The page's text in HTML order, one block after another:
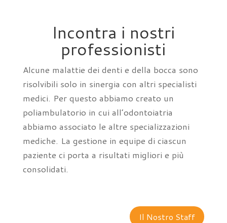
Incontra i nostri
professionisti
Alcune malattie dei denti e della bocca sono
risolvibili solo in sinergia con altri specialisti
medici. Per questo abbiamo creato un
poliambulatorio in cui all’odontoiatria
abbiamo associato le altre specializzazioni
mediche. La gestione in equipe di ciascun
paziente ci porta a risultati migliori e più
consolidati.
Il Nostro Staff